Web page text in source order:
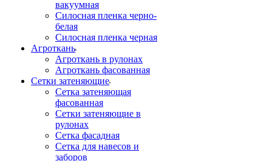
вакуумная
Силосная пленка черно-
белая
Силосная пленка черная
Агроткань
Агроткань в рулонах
Агроткань фасованная
Сетки затеняющие
Сетка затеняющая
фасованная
Сетки затеняющие в
рулонах
Сетка фасадная
Сетка для навесов и
заборов